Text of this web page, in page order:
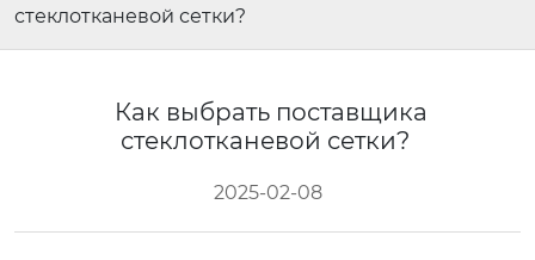
стеклотканевой сетки?
Как выбрать поставщика
стеклотканевой сетки?
2025-02-08